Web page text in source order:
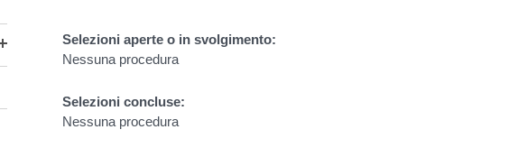
Selezioni aperte o in svolgimento:
Nessuna procedura
Selezioni concluse:
Nessuna procedura